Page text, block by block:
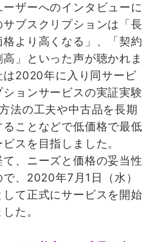
ザーへのインタビューに
ブスクリプションは「長
より高くなる」、「契約
」といった声が聴かれま
は2020年に入り同サービ
ョンサービスの実証実験
法の工夫や中古品を長期
ことなどで低価格で最低
スを目指しました。
、ニーズと価格の妥当性
、2020年7月1日（水）
て正式にサービスを開始
た。